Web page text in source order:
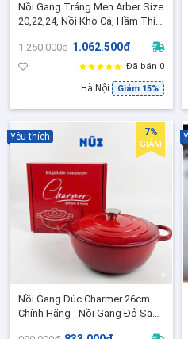
Nồi Gang Tráng Men Arber Size
20,22,24, Nồi Kho Cá, Hầm Thit
1.250.000đ 1.062.500đ
Đã bán 0
Hà Nội Giảm 15%
Nồi Gang Đúc Charmer 26cm
Chính Hãng - Nồi Gang Đỏ Sang
Yêu thích 7%
GIẢM